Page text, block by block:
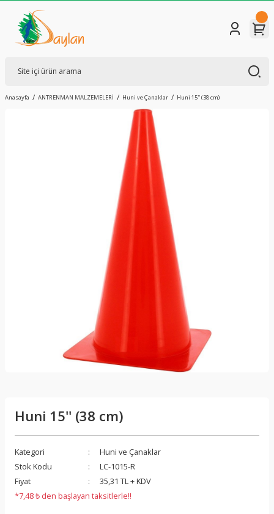
Anasayfa ANTRENMAN MALZEMELERİ Huni ve Çanaklar Huni 15'' (38 cm)
Huni 15'' (38 cm)
Kategori
Huni ve Çanaklar
Stok Kodu
LC-1015-R
Fiyat
35,31 TL + KDV
*7,48 ₺ den başlayan taksitlerle!!